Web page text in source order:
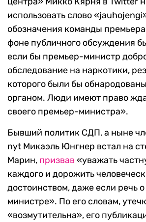
использовать слово
обозначения команды
фоне публичного обсуждения
если бы премьер-министр
обследование на наркотики,
которого были бы
органом. Люди имеют право
своего премьер-министра».
Бывший политик СДП, а ныне
nyt Микаэль Юнгнер встал на
Марин, призвав «уважать
каждого и дорожить
достоинством, даже если речь
министре». По его словам,
«возмутительна», его